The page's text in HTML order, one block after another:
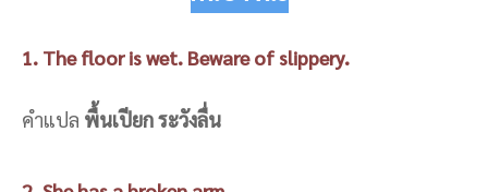
1. The floor is wet. Beware of slippery.
คำแปล พื้นเปียก ระวังลื่น